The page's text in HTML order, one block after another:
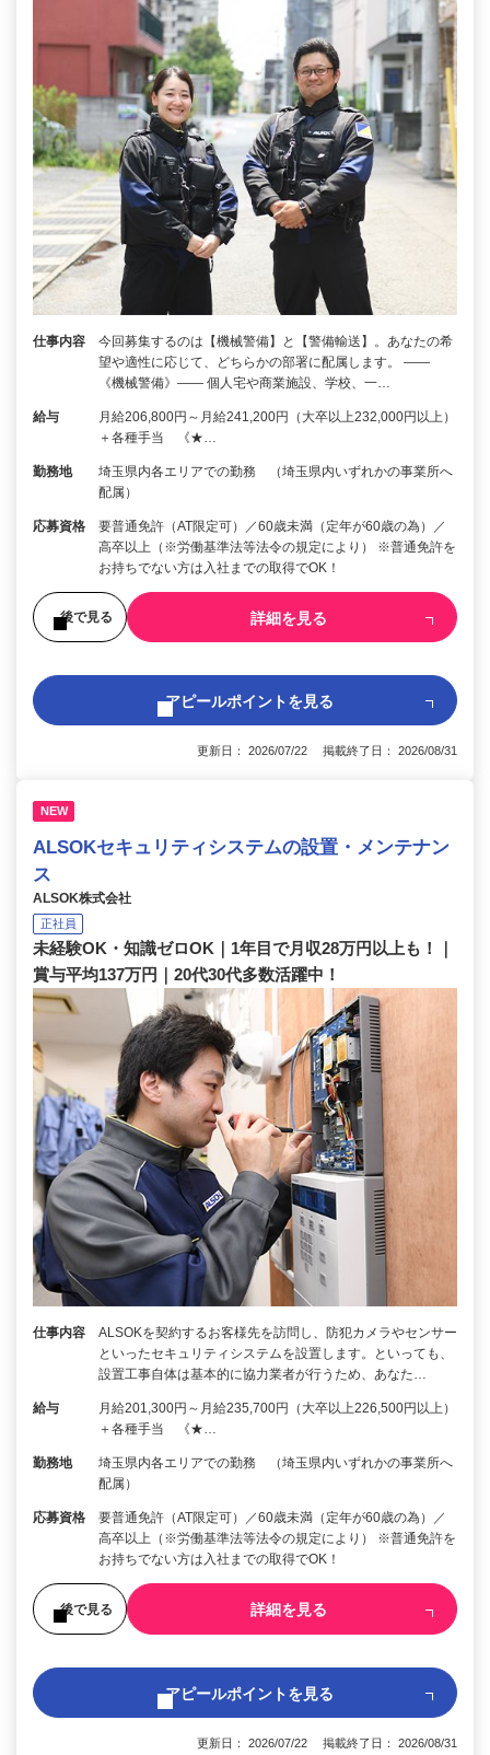
仕事内容
今回募集するのは【機械警備】と【警備輸送】。あなたの希
望や適性に応じて、どちらかの部署に配属します。 ――
《機械警備》―― 個人宅や商業施設、学校、一…
給与
月給206,800円～月給241,200円（大卒以上232,000円以上）
＋各種手当 《★…
勤務地
埼玉県内各エリアでの勤務 （埼玉県内いずれかの事業所へ
配属）
応募資格
要普通免許（AT限定可）／60歳未満（定年が60歳の為）／
高卒以上（※労働基準法等法令の規定により） ※普通免許を
お持ちでない方は入社までの取得でOK！
後で見る 詳細を見る
アピールポイントを見る
更新日： 2026/07/22 掲載終了日： 2026/08/31
NEW
ALSOKセキュリティシステムの設置・メンテナン
ス
ALSOK株式会社
正社員
未経験OK・知識ゼロOK｜1年目で月収28万円以上も！｜
賞与平均137万円｜20代30代多数活躍中！
仕事内容
ALSOKを契約するお客様先を訪問し、防犯カメラやセンサー
といったセキュリティシステムを設置します。といっても、
設置工事自体は基本的に協力業者が行うため、あなた…
給与
月給201,300円～月給235,700円（大卒以上226,500円以上）
＋各種手当 《★…
勤務地
埼玉県内各エリアでの勤務 （埼玉県内いずれかの事業所へ
配属）
応募資格
要普通免許（AT限定可）／60歳未満（定年が60歳の為）／
高卒以上（※労働基準法等法令の規定により） ※普通免許を
お持ちでない方は入社までの取得でOK！
後で見る 詳細を見る
アピールポイントを見る
更新日： 2026/07/22 掲載終了日： 2026/08/31